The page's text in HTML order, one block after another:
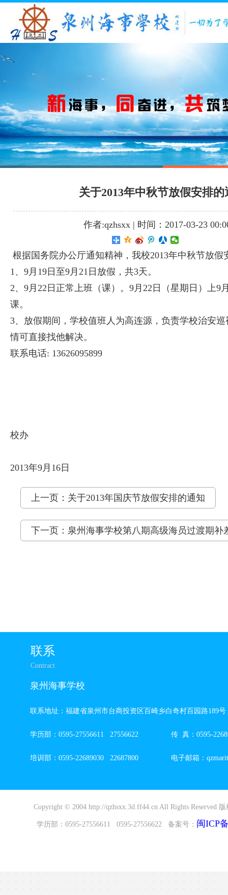
关于2013年中秋节放假安排的
作者:qzhsxx | 时间：2017-03-23
根据国务院办公厅通知精神，我校2013年中秋节放假
1、9月19日至9月21日放假，共3天。
2、9月22日正常上班（课）。9月22日（星期日）上9
课。
3、放假期间，学校值班人为高连源，负责学校治安
情可直接找他解决。
联系电话: 13626095899
校办
2013年9月16日
上一页：关于2013年国庆节放假安排的通知
下一页：泉州海事学校第八期高级海员过渡期补
泉州海事学校
联系地址：福建省泉州市台商投资区百崎乡白奇村百园路
学历部：0595-27556611 27556622 传 真：0595-
培训部：0595-22689030 22687800 电子邮箱：
联系
Contract
Copyright © 2004 http://qzhsxx.3d.ff44.cn All Rights Reserved
学历部：0595-27556611 0595-27556622 备案号： 闽ICP